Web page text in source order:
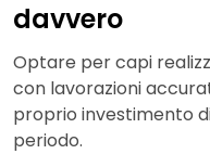
davvero
Optare per capi
con lavorazioni
proprio investimento
periodo.